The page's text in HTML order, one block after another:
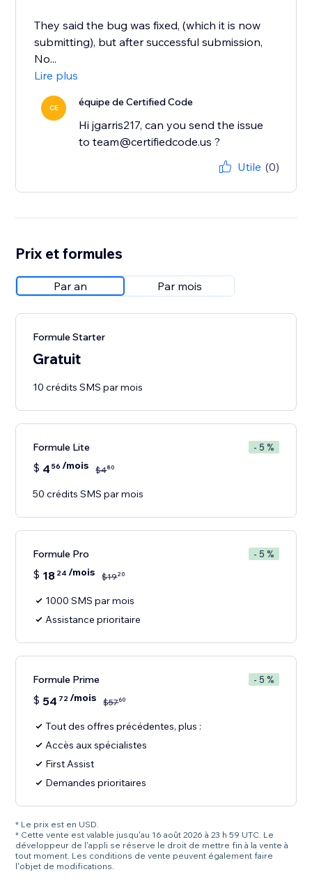
They said the bug was fixed, (which it is now
submitting), but after successful submission,
No...
Lire plus
CE équipe de Certified Code
Hi jgarris217, can you send the issue
to team@certifiedcode.us ?
Utile (0)
Prix et formules
Par an Par mois
Formule Starter
Gratuit
10 crédits SMS par mois
Formule Lite - 5 %
$ 4 56 /mois $480
50 crédits SMS par mois
Formule Pro - 5 %
$ 18 24 /mois $1920
1000 SMS par mois
Assistance prioritaire
Formule Prime - 5 %
$ 54 72/mois $5760
Tout des offres précédentes, plus :
Accès aux spécialistes
First Assist
Demandes prioritaires
* Le prix est en USD.
* Cette vente est valable jusqu'au 16 août 2026 à 23 h 59 UTC. Le
développeur de l'appli se réserve le droit de mettre fin à la vente à
tout moment. Les conditions de vente peuvent également faire
l'objet de modifications.